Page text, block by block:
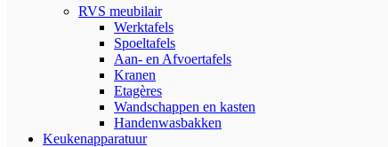
RVS meubilair
Werktafels
Spoeltafels
Aan- en Afvoertafels
Kranen
Etagères
Wandschappen en kasten
Handenwasbakken
Keukenapparatuur